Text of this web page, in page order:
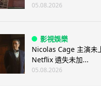
05.08.2026
影視娛樂
Nicolas Cage 主演未
Netflix 遺失未加...
05.08.2026